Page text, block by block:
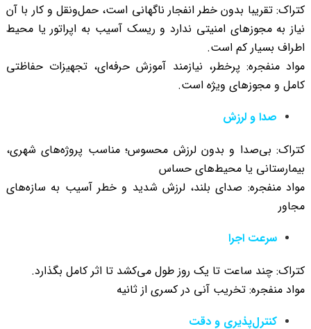
کتراک: تقریبا بدون خطر انفجار ناگهانی است، حمل‌ونقل و کار با آن
نیاز به مجوزهای امنیتی ندارد و ریسک آسیب به اپراتور یا محیط
اطراف بسیار کم است.
مواد منفجره: پرخطر، نیازمند آموزش حرفه‌ای، تجهیزات حفاظتی
کامل و مجوزهای ویژه است.
صدا و لرزش
کتراک: بی‌صدا و بدون لرزش محسوس؛ مناسب پروژه‌های شهری،
بیمارستانی یا محیط‌های حساس
مواد منفجره: صدای بلند، لرزش شدید و خطر آسیب به سازه‌های
مجاور
سرعت اجرا
کتراک: چند ساعت تا یک روز طول می‌کشد تا اثر کامل بگذارد.
مواد منفجره: تخریب آنی در کسری از ثانیه
کنترل‌پذیری و دقت